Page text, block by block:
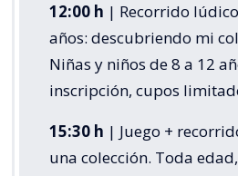
12:00 h | Recorrido
años: descubriendo mi
Niñas y niños de 8 a 12
inscripción, cupos
15:30 h | Juego +
una colección. Toda